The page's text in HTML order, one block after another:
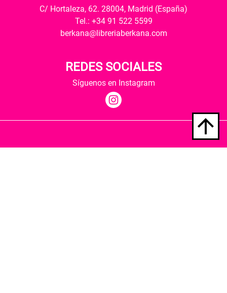
C/ Hortaleza, 62. 28004, Madrid (España)
Tel.: +34 91 522 5599
berkana@libreriaberkana.com
REDES SOCIALES
Síguenos en Instagram